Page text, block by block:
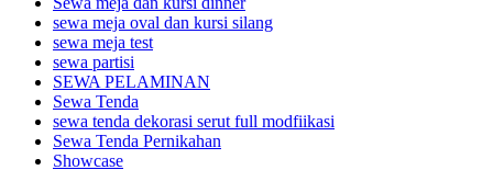
sewa meja oval dan kursi silang
sewa meja test
sewa partisi
SEWA PELAMINAN
Sewa Tenda
sewa tenda dekorasi serut full modfiikasi
Sewa Tenda Pernikahan
Showcase